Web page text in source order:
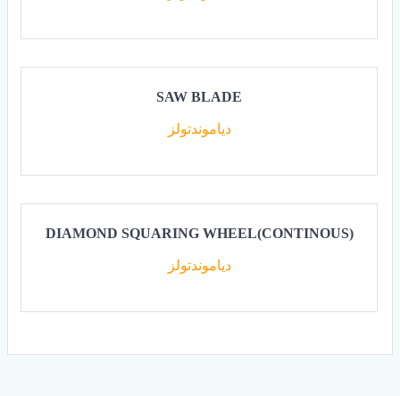
SAW BLADE
دياموندتولز
DIAMOND SQUARING WHEEL(CONTINOUS)
دياموندتولز